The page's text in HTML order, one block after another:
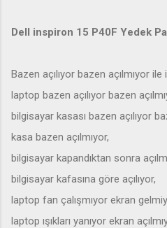
Dell inspiron 15 P40F Yedek
Bazen açılıyor bazen açılmıyor
laptop bazen açılıyor bazen
bilgisayar kasası bazen açılıyor
kasa bazen açılmıyor,
bilgisayar kapandıktan sonra
bilgisayar kafasına göre açılıyor,
laptop fan çalışmıyor ekran
laptop ışıkları yanıyor ekran